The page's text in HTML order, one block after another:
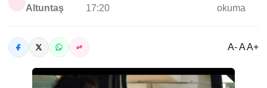
Altuntaş
17:20
okuma
A- A A+